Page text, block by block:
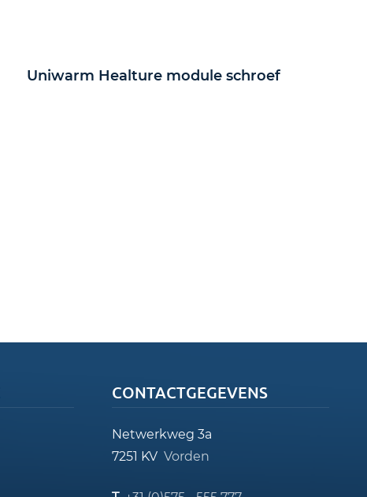
Uniwarm Healture module schroef
CONTACTGEGEVENS
Netwerkweg 3a
7251 KV Vorden